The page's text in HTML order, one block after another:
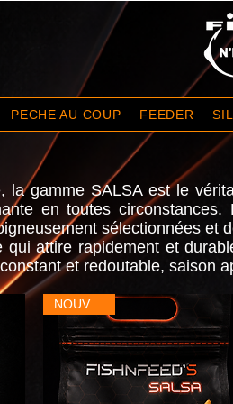
PECHE AU COUP FEEDER
la gamme SALSA est le
en toutes
sélectionnées et
qui attire rapidement et
et redoutable, saison
NOUVEAU!!